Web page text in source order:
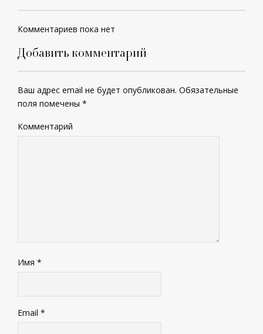
Комментариев пока нет
Добавить комментарий
Ваш адрес email не будет опубликован. Обязательные
поля помечены *
Комментарий
Имя *
Email *